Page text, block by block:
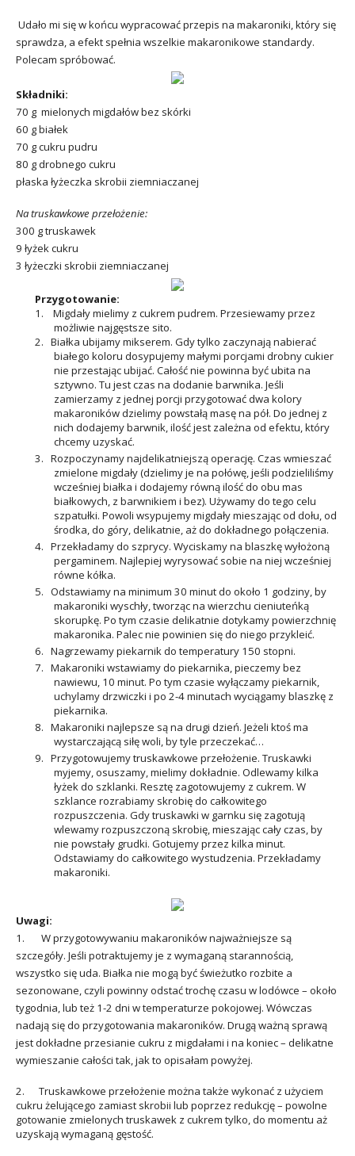
Udało mi się w końcu wypracować przepis na makaroniki, który się
sprawdza, a efekt spełnia wszelkie makaronikowe standardy.
Polecam spróbować.
Składniki:
70 g mielonych migdałów bez skórki
60 g białek
70 g cukru pudru
80 g drobnego cukru
płaska łyżeczka skrobii ziemniaczanej
Na truskawkowe przełożenie:
300 g truskawek
9 łyżek cukru
3 łyżeczki skrobii ziemniaczanej
Przygotowanie:
1. Migdały mielimy z cukrem pudrem. Przesiewamy przez
możliwie najgęstsze sito.
2. Białka ubijamy mikserem. Gdy tylko zaczynają nabierać
białego koloru dosypujemy małymi porcjami drobny cukier
nie przestając ubijać. Całość nie powinna być ubita na
sztywno. Tu jest czas na dodanie barwnika. Jeśli
zamierzamy z jednej porcji przygotować dwa kolory
makaroników dzielimy powstałą masę na pół. Do jednej z
nich dodajemy barwnik, ilość jest zależna od efektu, który
chcemy uzyskać.
3. Rozpoczynamy najdelikatniejszą operację. Czas wmieszać
zmielone migdały (dzielimy je na połówę, jeśli podzieliliśmy
wcześniej białka i dodajemy równą ilość do obu mas
białkowych, z barwnikiem i bez). Używamy do tego celu
szpatułki. Powoli wsypujemy migdały mieszając od dołu, od
środka, do góry, delikatnie, aż do dokładnego połączenia.
4. Przekładamy do szprycy. Wyciskamy na blaszkę wyłożoną
pergaminem. Najlepiej wyrysować sobie na niej wcześniej
równe kółka.
5. Odstawiamy na minimum 30 minut do około 1 godziny, by
makaroniki wyschły, tworząc na wierzchu cieniuteńką
skorupkę. Po tym czasie delikatnie dotykamy powierzchnię
makaronika. Palec nie powinien się do niego przykleić.
6. Nagrzewamy piekarnik do temperatury 150 stopni.
7. Makaroniki wstawiamy do piekarnika, pieczemy bez
nawiewu, 10 minut. Po tym czasie wyłączamy piekarnik,
uchylamy drzwiczki i po 2-4 minutach wyciągamy blaszkę z
piekarnika.
8. Makaroniki najlepsze są na drugi dzień. Jeżeli ktoś ma
wystarczającą siłę woli, by tyle przeczekać…
9. Przygotowujemy truskawkowe przełożenie. Truskawki
myjemy, osuszamy, mielimy dokładnie. Odlewamy kilka
łyżek do szklanki. Resztę zagotowujemy z cukrem. W
szklance rozrabiamy skrobię do całkowitego
rozpuszczenia. Gdy truskawki w garnku się zagotują
wlewamy rozpuszczoną skrobię, mieszając cały czas, by
nie powstały grudki. Gotujemy przez kilka minut.
Odstawiamy do całkowitego wystudzenia. Przekładamy
makaroniki.
Uwagi:
1. W przygotowywaniu makaroników najważniejsze są
szczegóły. Jeśli potraktujemy je z wymaganą starannością,
wszystko się uda. Białka nie mogą być świeżutko rozbite a
sezonowane, czyli powinny odstać trochę czasu w lodówce – około
tygodnia, lub też 1-2 dni w temperaturze pokojowej. Wówczas
nadają się do przygotowania makaroników. Drugą ważną sprawą
jest dokładne przesianie cukru z migdałami i na koniec – delikatne
wymieszanie całości tak, jak to opisałam powyżej.
2. Truskawkowe przełożenie można także wykonać z użyciem
cukru żelującego zamiast skrobii lub poprzez redukcję – powolne
gotowanie zmielonych truskawek z cukrem tylko, do momentu aż
uzyskają wymaganą gęstość.